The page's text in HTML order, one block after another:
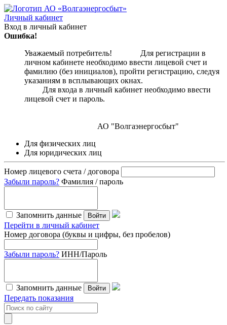
Личный кабинет
Вход в личный кабинет
Ошибка!
Уважаемый потребитель! Для регистрации в
личном кабинете необходимо ввести лицевой счет и
фамилию (без инициалов), пройти регистрацию, следуя
указаниям в всплывающих окнах.
Для входа в личный кабинет необходимо ввести
лицевой счет и пароль.
АО "Волгаэнергосбыт"
Для физических лиц
Для юридических лиц
Номер лицевого счета / договора
Забыли пароль? Фамилия / пароль
Запомнить данные Войти
Перейти в личный кабинет
Номер договора (буквы и цифры, без пробелов)
Забыли пароль? ИНН/Пароль
Запомнить данные Войти
Передать показания